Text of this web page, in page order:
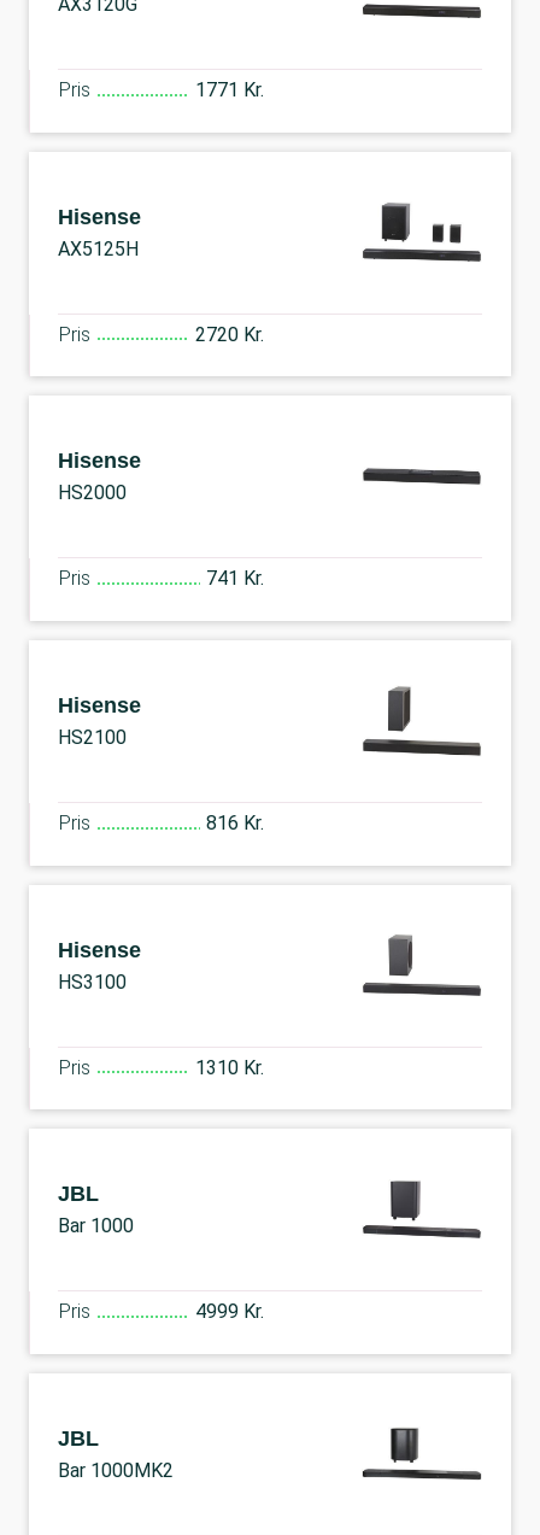
Pris 1771 Kr.
Hisense
AX5125H
Pris 2720 Kr.
Hisense
HS2000
Pris 741 Kr.
Hisense
HS2100
Pris 816 Kr.
Hisense
HS3100
Pris 1310 Kr.
JBL
Bar 1000
Pris 4999 Kr.
JBL
Bar 1000MK2